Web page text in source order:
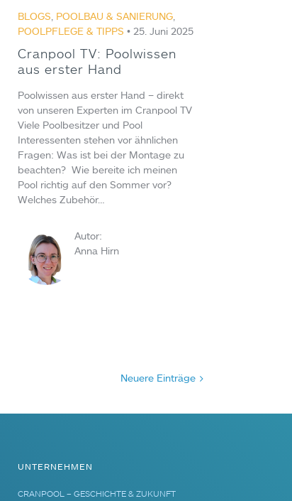
BLOGS POOLBAU & SANIERUNG,
POOLPFLEGE & TIPPS • 25. Juni 2025
Cranpool TV: Poolwissen
aus erster Hand
Poolwissen aus erster Hand – direkt
von unseren Experten im Cranpool TV
Viele Poolbesitzer und Pool
Interessenten stehen vor ähnlichen
Fragen: Was ist bei der Montage zu
beachten? Wie bereite ich meinen
Pool richtig auf den Sommer vor?
Welches Zubehör…
Autor:
Anna Hirn
Neuere Einträge >
UNTERNEHMEN
CRANPOOL – GESCHICHTE & ZUKUNFT